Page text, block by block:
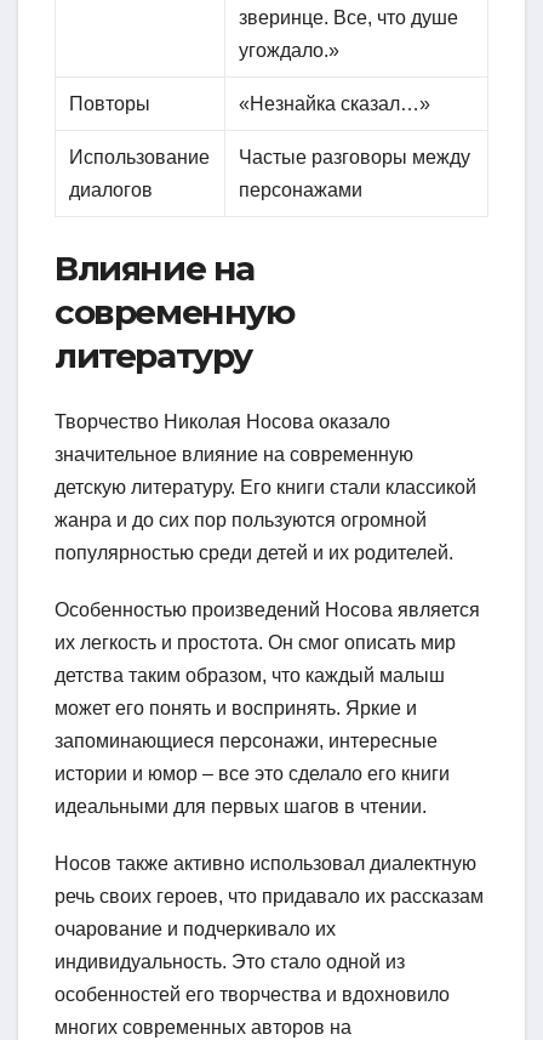
зверинце. Все, что душе
угождало.»
Повторы «Незнайка сказал…»
Использование
диалогов
Частые разговоры между
персонажами
Влияние на
современную
литературу
Творчество Николая Носова оказало
значительное влияние на современную
детскую литературу. Его книги стали классикой
жанра и до сих пор пользуются огромной
популярностью среди детей и их родителей.
Особенностью произведений Носова является
их легкость и простота. Он смог описать мир
детства таким образом, что каждый малыш
может его понять и воспринять. Яркие и
запоминающиеся персонажи, интересные
истории и юмор – все это сделало его книги
идеальными для первых шагов в чтении.
Носов также активно использовал диалектную
речь своих героев, что придавало их рассказам
очарование и подчеркивало их
индивидуальность. Это стало одной из
особенностей его творчества и вдохновило
многих современных авторов на